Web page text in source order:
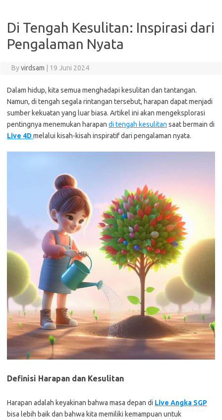
Di Tengah Kesulitan: Inspirasi dari
Pengalaman Nyata
Byvirdsam 19 Juni 2024
Dalam hidup, kita semua menghadapi kesulitan dan tantangan.
Namun, di tengah segala rintangan tersebut, harapan dapat menjadi
sumber kekuatan yang luar biasa. Artikel ini akan mengeksplorasi
pentingnya menemukan harapan di tengah kesulitan saat bermain di
Live 4D melalui kisah-kisah inspiratif dari pengalaman nyata.
Definisi Harapan dan Kesulitan
Harapan adalah keyakinan bahwa masa depan di Live Angka SGP
bisa lebih baik dan bahwa kita memiliki kemampuan untuk